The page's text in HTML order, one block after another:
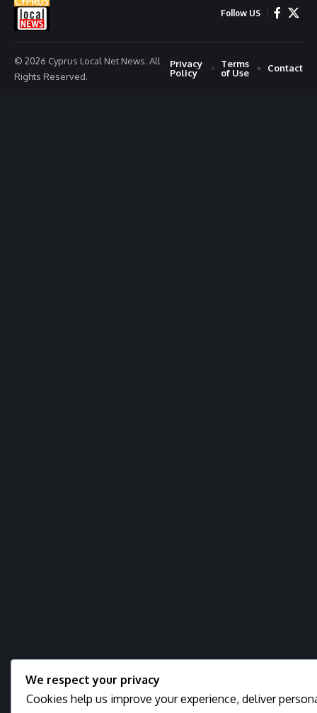
Follow US
© 2026 Cyprus Local Net News. All
Rights Reserved.
Privacy
Policy
Terms
of Use
Contact
We respect your privacy
Cookies help us improve your experience, deliver